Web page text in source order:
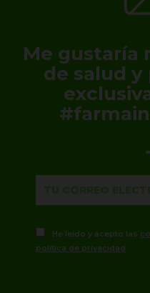
Me gustaría
de salud
He leído y acepto las
política de privacidad